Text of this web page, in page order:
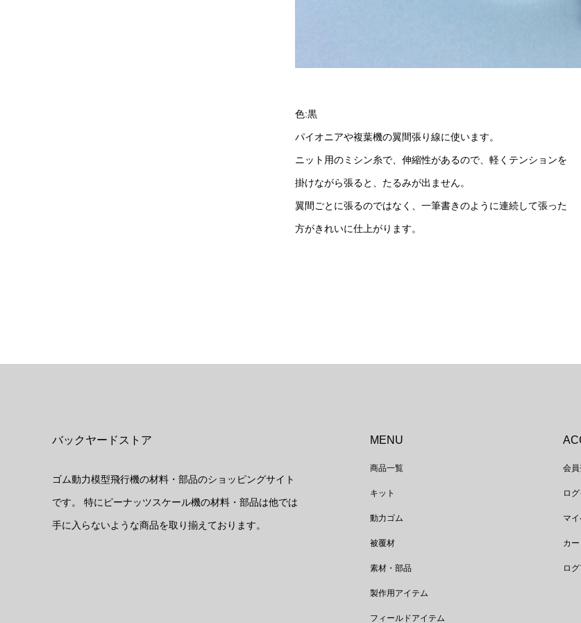
色:黒
パイオニアや複葉機の翼間張り線に使います。
ニット用のミシン糸で、伸縮性があるので、軽くテンションを
掛けながら張ると、たるみが出ません。
翼間ごとに張るのではなく、一筆書きのように連続して張った
方がきれいに仕上がります。
バックヤードストア
ゴム動力模型飛行機の材料・部品のショッピングサイト
です。 特にピーナッツスケール機の材料・部品は他では
手に入らないような商品を取り揃えております。
MENU
商品一覧
キット
動力ゴム
被覆材
素材・部品
製作用アイテム
フィールドアイテム
会
ロ
マ
カ
ロ